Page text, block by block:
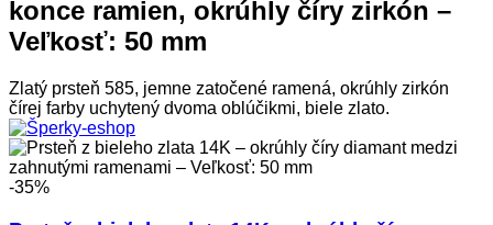
konce ramien, okrúhly číry zirkón –
Veľkosť: 50 mm
Zlatý prsteň 585, jemne zatočené ramená, okrúhly zirkón
čírej farby uchytený dvoma oblúčikmi, biele zlato.
-35%